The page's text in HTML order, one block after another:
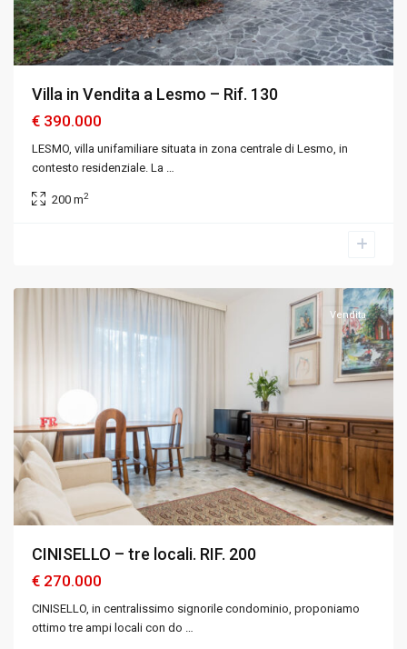
Villa in Vendita a Lesmo – Rif. 130
€ 390.000
LESMO, villa unifamiliare situata in zona centrale di Lesmo, in
contesto residenziale. La
200 m2
Milano,
Vendita
CINISELLO – tre locali. RIF. 200
€ 270.000
CINISELLO, in centralissimo signorile condominio, proponiamo
ottimo tre ampi locali con do